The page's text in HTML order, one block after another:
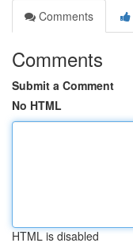
Comments
Comments
Submit a Comment
No HTML
HTML is disabled